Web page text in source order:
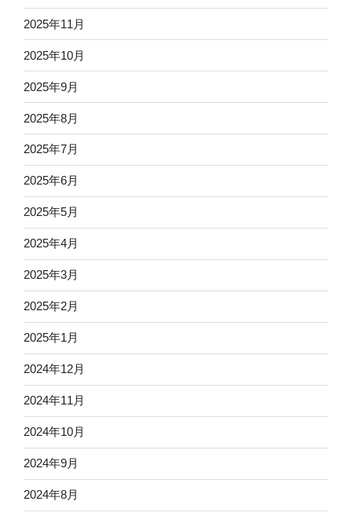
2025年11月
2025年10月
2025年9月
2025年8月
2025年7月
2025年6月
2025年5月
2025年4月
2025年3月
2025年2月
2025年1月
2024年12月
2024年11月
2024年10月
2024年9月
2024年8月